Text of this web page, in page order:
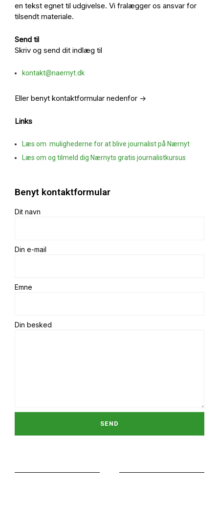
en tekst egnet til udgivelse. Vi fralægger os ansvar for
tilsendt materiale.
Send til
Skriv og send dit indlæg til
kontakt@naernyt.dk
Eller benyt kontaktformular nedenfor ->
Links
Læs om mulighederne for at blive journalist på Nærnyt
Læs om og tilmeld dig Nærnyts gratis journalistkursus
Benyt kontaktformular
Dit navn
Din e-mail
Emne
Din besked